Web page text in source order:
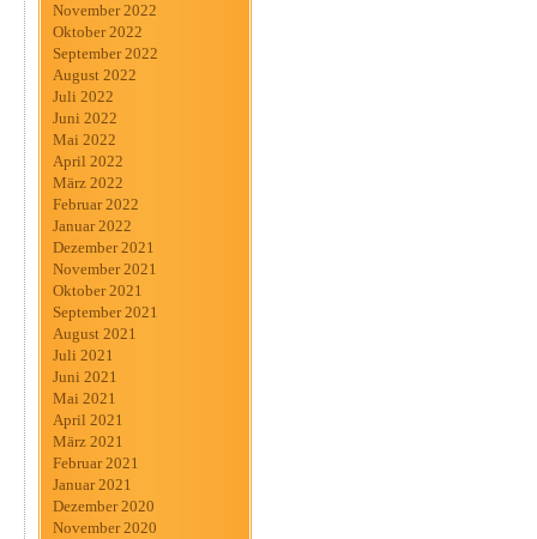
November 2022
Oktober 2022
September 2022
August 2022
Juli 2022
Juni 2022
Mai 2022
April 2022
März 2022
Februar 2022
Januar 2022
Dezember 2021
November 2021
Oktober 2021
September 2021
August 2021
Juli 2021
Juni 2021
Mai 2021
April 2021
März 2021
Februar 2021
Januar 2021
Dezember 2020
November 2020